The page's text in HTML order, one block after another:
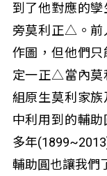
到了他對應的
旁莫利正△。前
作圖，但他們
定一正△當內莫
組原生莫利家
中利用到的輔
多年
輔助圓也讓我們